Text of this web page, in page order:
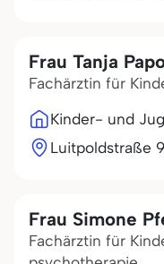
Frau Tanja
Fachärztin für
Kinder- und
Luitpoldstraße 9
Frau Simone
Fachärztin für